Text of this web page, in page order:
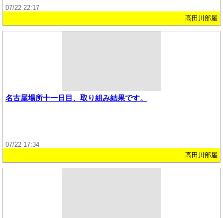
07/22 22:17
高田川部屋
名古屋場所十一日目、取り組み結果です。
07/22 17:34
高田川部屋